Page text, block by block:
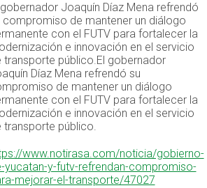
Joaquín Díaz Mena refrendó
compromiso de mantener un diálogo
con el FUTV para fortalecer la
e innovación en el servicio
transporte público.El gobernador
Díaz Mena refrendó su
de mantener un diálogo
con el FUTV para fortalecer la
e innovación en el servicio
transporte público.
www.notirasa.com/noticia/gobierno-
yucatan-y-futv-refrendan-compromiso-
mejorar-el-transporte/47027